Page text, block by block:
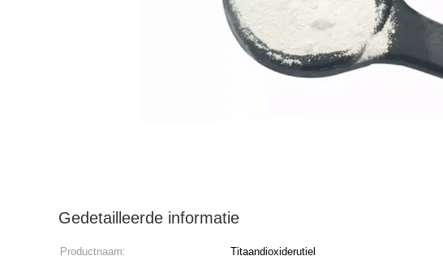
Gedetailleerde informatie
Productnaam: Titaandioxiderutiel